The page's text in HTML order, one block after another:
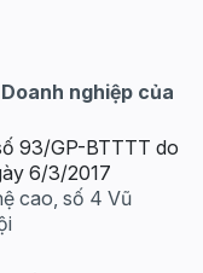
nghiệp của
93/GP-BTTTT do
6/3/2017
cao, số 4 Vũ